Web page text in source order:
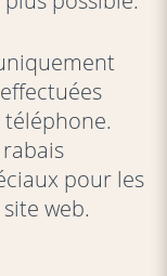
pour les
web.